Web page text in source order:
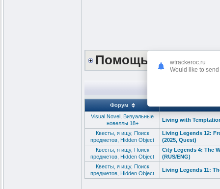
Помощь сайту
Форум
Visual Novel, Визуальные
новеллы 18+
Living with
Квесты, я ищу, Поиск
предметов, Hidden Object
Living Legends 12:
(2025, Quest)
Квесты, я ищу, Поиск
предметов, Hidden Object
City Legends 4: The
(RUS/ENG)
Квесты, я ищу, Поиск
предметов, Hidden Object
Living Legends 11:
wtrackeroc.ru
Would like to